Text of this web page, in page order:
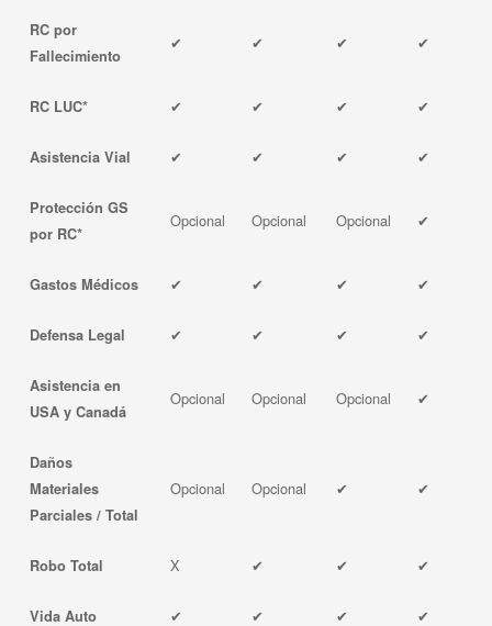
RC por
Fallecimiento
✔ ✔ ✔ ✔
RC LUC* ✔ ✔ ✔ ✔
Asistencia Vial ✔ ✔ ✔ ✔
Protección GS
por RC*
Opcional Opcional Opcional ✔
Gastos Médicos ✔ ✔ ✔ ✔
Defensa Legal ✔ ✔ ✔ ✔
Asistencia en
USA y Canadá
Opcional Opcional Opcional ✔
Daños
Materiales
Parciales / Total
Opcional Opcional ✔ ✔
Robo Total X ✔ ✔ ✔
Vida Auto ✔ ✔ ✔ ✔